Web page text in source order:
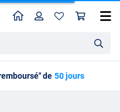
HomeProfil
de 50 jours